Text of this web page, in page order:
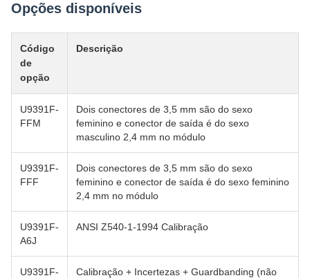
Opções disponíveis
Código
de
opção
Descrição
U9391F-
FFM
Dois conectores de 3,5 mm são do sexo
feminino e conector de saída é do sexo
masculino 2,4 mm no módulo
U9391F-
FFF
Dois conectores de 3,5 mm são do sexo
feminino e conector de saída é do sexo feminino
2,4 mm no módulo
U9391F-
A6J
ANSI Z540-1-1994 Calibração
U9391F-
Calibração + Incertezas + Guardbanding (não